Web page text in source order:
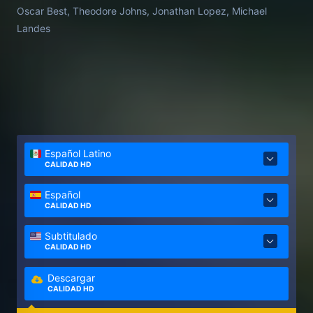
Oscar Best, Theodore Johns, Jonathan Lopez, Michael
Landes
Español Latino
CALIDAD HD
Español
CALIDAD HD
Subtitulado
CALIDAD HD
Descargar
CALIDAD HD